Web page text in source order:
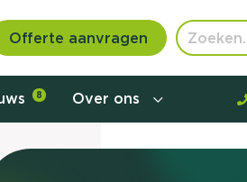
Offerte aanvragen
8 Over ons